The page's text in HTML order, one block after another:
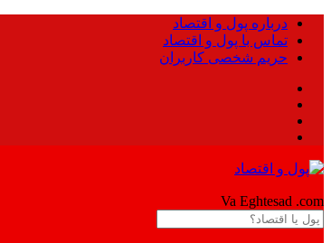
درباره پول و اقتصاد
تماس با پول و اقتصاد
حریم شخصی کاربران
Va Eghtesad .com